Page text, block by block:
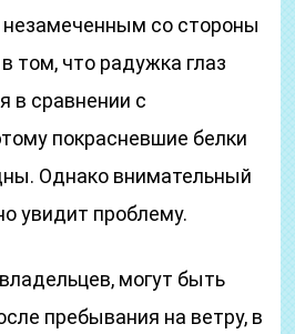
незамеченным со стороны
том, что радужка глаз
в сравнении с
покрасневшие белки
Однако внимательный
увидит проблему.
могут быть
пребывания на ветру, в